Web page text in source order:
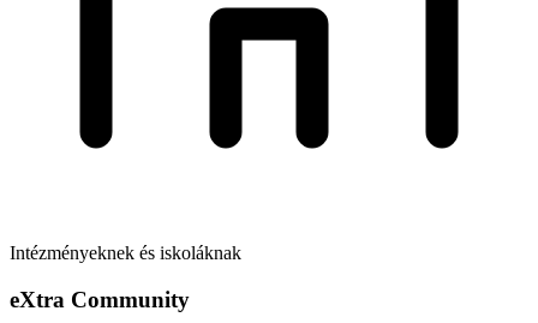
Intézményeknek és iskoláknak
eXtra Community